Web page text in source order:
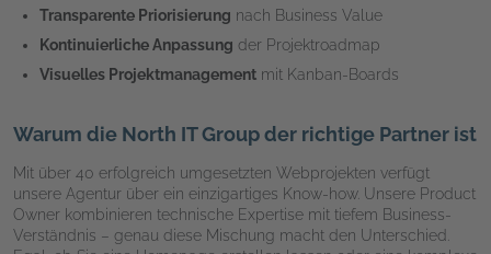
Transparente Priorisierung nach Business Value
Kontinuierliche Anpassung der Projektroadmap
Visuelles Projektmanagement mit Kanban-Boards
Warum die North IT Group der richtige Partner ist
Mit über 40 erfolgreich umgesetzten Webprojekten verfügt
unsere Agentur über ein einzigartiges Know-how. Unsere Product
Owner kombinieren technische Expertise mit tiefem Business-
Verständnis – genau diese Mischung macht den Unterschied.